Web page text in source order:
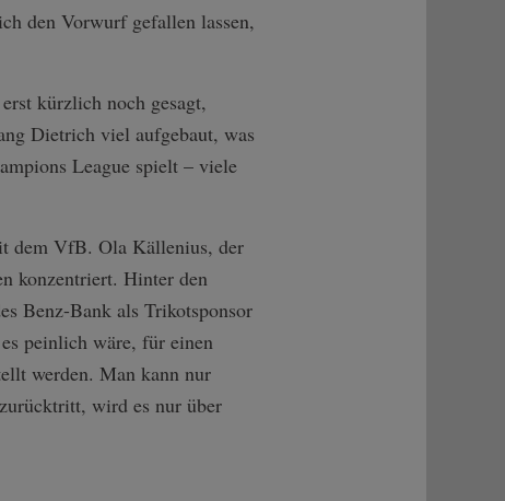
den Vorwurf gefallen lassen,
kürzlich noch gesagt,
Dietrich viel aufgebaut, was
League spielt – viele
dem VfB. Ola Källenius, der
konzentriert. Hinter den
Benz-Bank als Trikotsponsor
peinlich wäre, für einen
werden. Man kann nur
wird es nur über